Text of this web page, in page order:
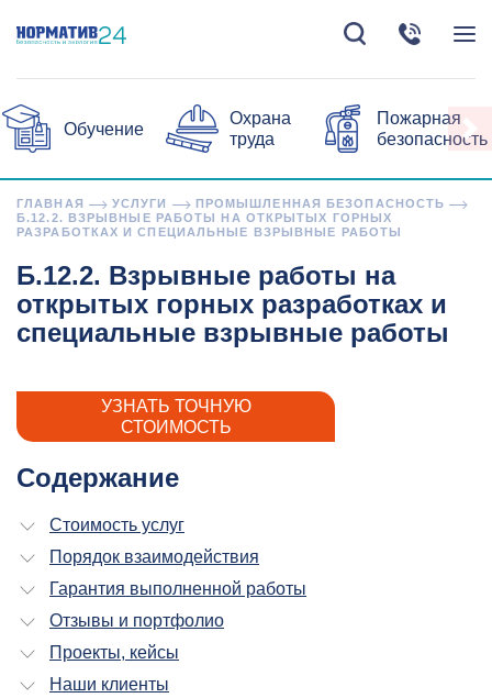
Обучение
Охрана
труда
Пожарная
безопасность
ГЛАВНАЯ УСЛУГИ
ПРОМЫШЛЕННАЯ БЕЗОПАСНОСТЬ
Б.12.2. ВЗРЫВНЫЕ РАБОТЫ НА ОТКРЫТЫХ ГОРНЫХ
РАЗРАБОТКАХ И СПЕЦИАЛЬНЫЕ ВЗРЫВНЫЕ РАБОТЫ
Б.12.2. Взрывные работы на
открытых горных разработках и
специальные взрывные работы
УЗНАТЬ ТОЧНУЮ
СТОИМОСТЬ
Содержание
Стоимость услуг
Порядок взаимодействия
Гарантия выполненной работы
Отзывы и портфолио
Проекты, кейсы
Наши клиенты